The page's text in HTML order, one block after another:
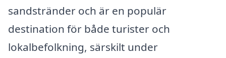
sandstränder och är en populär
destination för både turister och
lokalbefolkning, särskilt under